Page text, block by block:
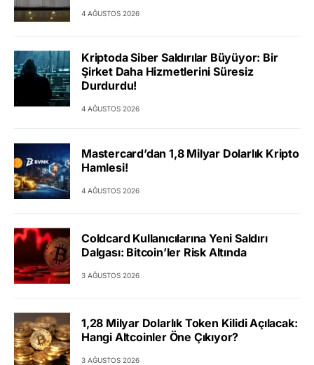
4 AĞUSTOS 2026
Kriptoda Siber Saldırılar Büyüyor: Bir
Şirket Daha Hizmetlerini Süresiz
Durdurdu!
4 AĞUSTOS 2026
Mastercard’dan 1,8 Milyar Dolarlık Kripto
Hamlesi!
4 AĞUSTOS 2026
Coldcard Kullanıcılarına Yeni Saldırı
Dalgası: Bitcoin’ler Risk Altında
3 AĞUSTOS 2026
1,28 Milyar Dolarlık Token Kilidi Açılacak:
Hangi Altcoinler Öne Çıkıyor?
3 AĞUSTOS 2026